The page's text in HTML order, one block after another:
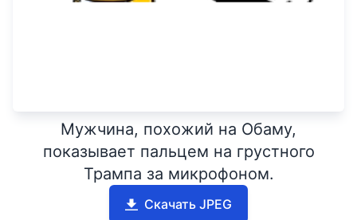
Мужчина, похожий на Обаму,
показывает пальцем на грустного
Трампа за микрофоном.
Скачать JPEG